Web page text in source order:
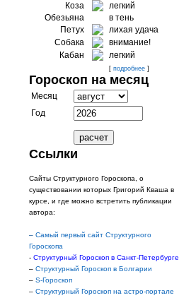
Коза
легкий
Обезьяна
в тень
Петух
лихая удача
Собака
внимание!
Кабан
легкий
[ подробнее ]
Гороскоп на месяц
Месяц
Год
Ссылки
Сайты Структурного Гороскопа, о
существовании которых Григорий Кваша в
курсе, и где можно встретить публикации
автора:
– Самый первый сайт Структурного
Гороскопа
- Структурный Гороскоп в Санкт-Петербурге
– Структурный Гороскоп в Болгарии
– S-Гороскоп
– Структурный Гороскоп на астро-портале